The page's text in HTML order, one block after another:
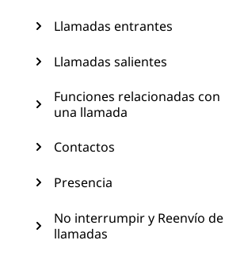
Llamadas entrantes
Llamadas salientes
Funciones relacionadas con
una llamada
Contactos
Presencia
No interrumpir y Reenvío de
llamadas